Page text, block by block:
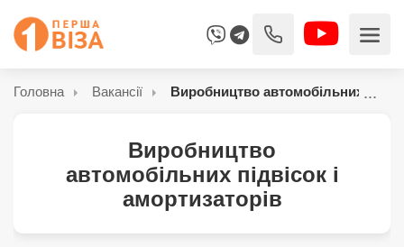
Головна Вакансії Виробництво автомобільних
Виробництво
автомобільних підвісок і
амортизаторів